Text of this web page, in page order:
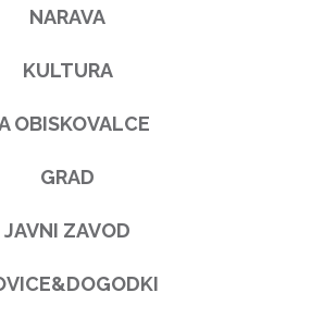
NARAVA
KULTURA
OBISKOVALCE
GRAD
JAVNI ZAVOD